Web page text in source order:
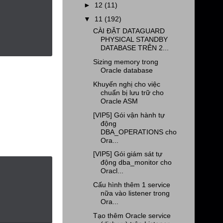
► 12 (11)
▼ 11 (192)
CÀI ĐẶT DATAGUARD
PHYSICAL STANDBY
DATABASE TRÊN 2...
Sizing memory trong
Oracle database
Khuyến nghị cho việc
chuẩn bị lưu trữ cho
Oracle ASM
[VIP5] Gói vận hành tự
động
DBA_OPERATIONS cho
Ora...
[VIP5] Gói giám sát tự
động dba_monitor cho
Oracl...
Cấu hình thêm 1 service
nữa vào listener trong
Ora...
Tạo thêm Oracle service